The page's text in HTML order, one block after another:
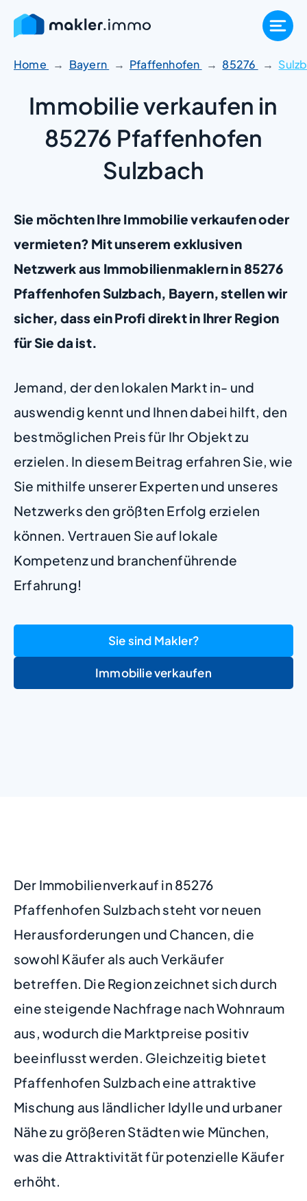
Zum
Inhalt
springen
Home Bayern Pfaffenhofen 85276
Immobilie verkaufen in
85276 Pfaffenhofen
Sulzbach
Sie möchten Ihre Immobilie verkaufen oder
vermieten? Mit unserem exklusiven
Netzwerk aus Immobilienmaklern in 85276
Pfaffenhofen Sulzbach, Bayern, stellen wir
sicher, dass ein Profi direkt in Ihrer Region
für Sie da ist.
Jemand, der den lokalen Markt in- und
auswendig kennt und Ihnen dabei hilft, den
bestmöglichen Preis für Ihr Objekt zu
erzielen. In diesem Beitrag erfahren Sie, wie
Sie mithilfe unserer Experten und unseres
Netzwerks den größten Erfolg erzielen
können. Vertrauen Sie auf lokale
Kompetenz und branchenführende
Erfahrung!
Sie sind Makler?
Immobilie verkaufen
Der Immobilienverkauf in 85276
Pfaffenhofen Sulzbach steht vor neuen
Herausforderungen und Chancen, die
sowohl Käufer als auch Verkäufer
betreffen. Die Region zeichnet sich durch
eine steigende Nachfrage nach Wohnraum
aus, wodurch die Marktpreise positiv
beeinflusst werden. Gleichzeitig bietet
Pfaffenhofen Sulzbach eine attraktive
Mischung aus ländlicher Idylle und urbaner
Nähe zu größeren Städten wie München,
was die Attraktivität für potenzielle Käufer
erhöht.